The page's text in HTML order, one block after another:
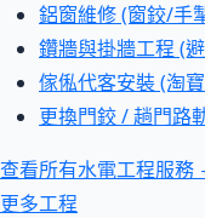
鋁窗維修 (窗鉸/手
鑽牆與掛牆工程 (
傢俬代客安裝 (淘
更換門鉸 / 趟門路
查看所有水電工程服
更多工程